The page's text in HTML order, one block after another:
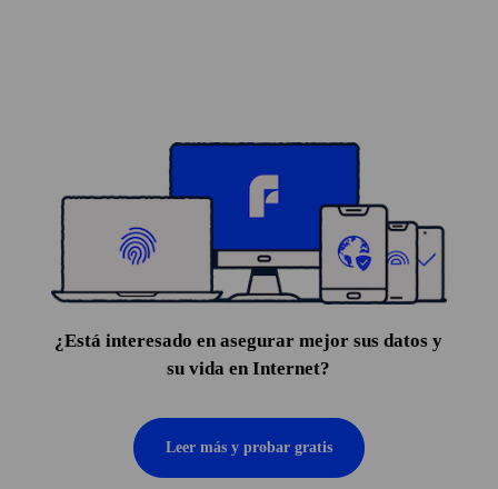
¿Está interesado en asegurar mejor sus datos y
su vida en Internet?
Leer más y probar gratis